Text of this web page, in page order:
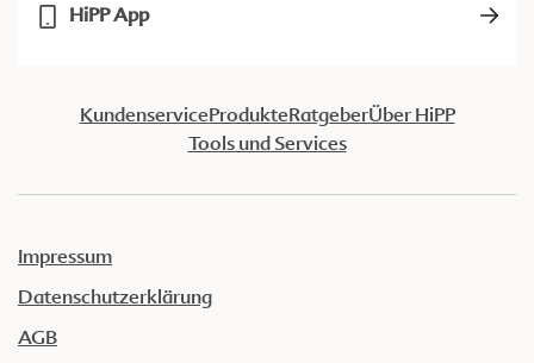
HiPP App
KundenserviceProdukteRatgeberÜber HiPP
Tools und Services
Impressum
Datenschutzerklärung
AGB